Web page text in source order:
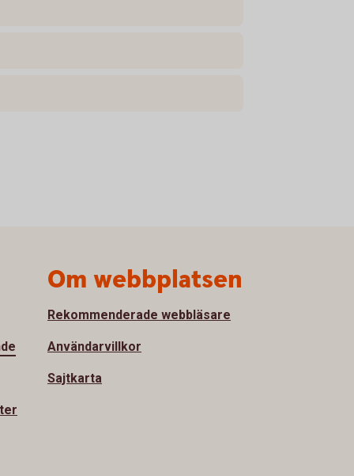
Om webbplatsen
Rekommenderade webbläsare
Användarvillkor
Sajtkarta